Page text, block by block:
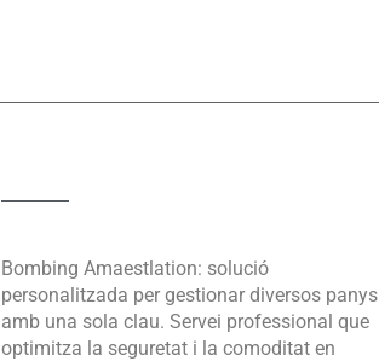
Bombing Amaestlation: solució
personalitzada per gestionar diversos panys
amb una sola clau. Servei professional que
optimitza la seguretat i la comoditat en